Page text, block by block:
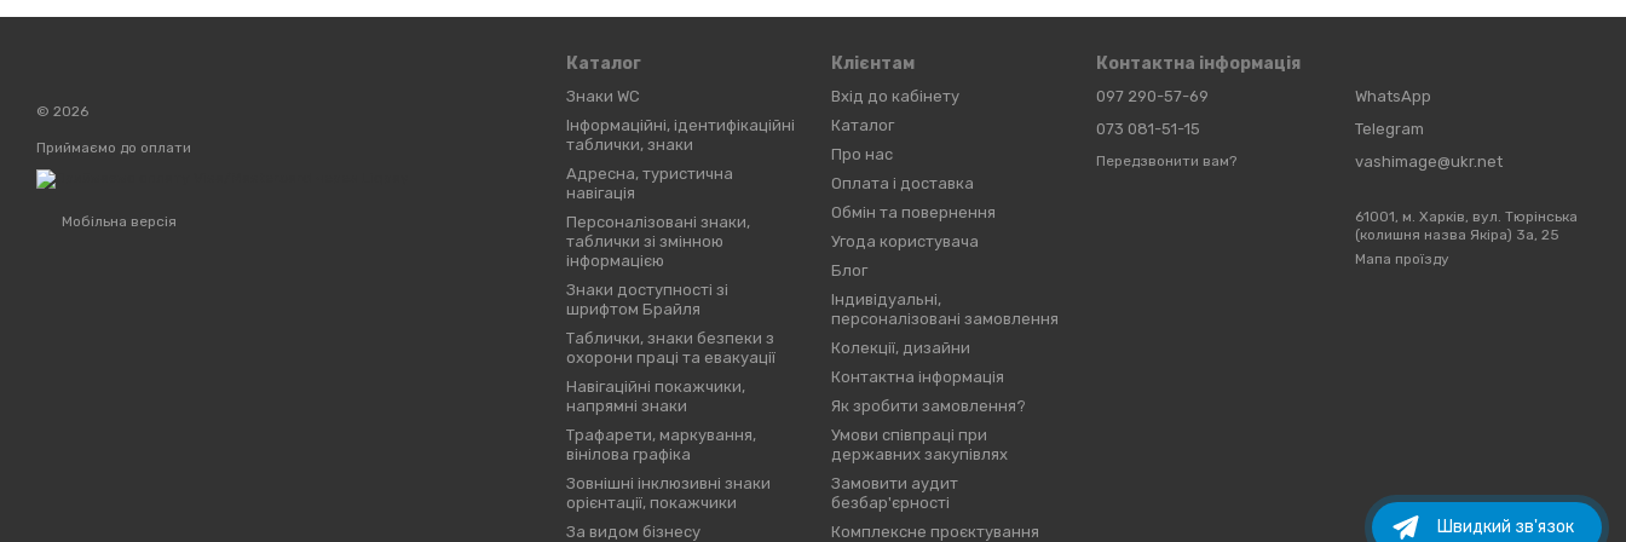
© 2026
Приймаємо до оплати
Мобільна версія
Каталог
Знаки WC
Інформаційні, ідентифікаційні
таблички, знаки
Адресна, туристична
навігація
Персоналізовані знаки,
таблички зі змінною
інформацією
Знаки доступності зі
шрифтом Брайля
Таблички, знаки безпеки з
охорони праці та евакуації
Навігаційні покажчики,
напрямні знаки
Трафарети, маркування,
вінілова графіка
Зовнішні інклюзивні знаки
орієнтації, покажчики
За видом бізнесу
Клієнтам
Вхід до кабінету
Каталог
Про нас
Оплата і доставка
Обмін та повернення
Угода користувача
Блог
Індивідуальні,
персоналізовані замовлення
Колекції, дизайни
Контактна інформація
Як зробити замовлення?
Умови співпраці при
державних закупівлях
Замовити аудит
безбар'єрності
Комплексне проєктування
Контактна інформація
097 290-57-69
073 081-51-15
Передзвонити вам?
WhatsApp
Telegram
vashimage@ukr.net
61001, м. Харків, вул. Тюрінська
(колишня назва Якіра) 3а, 25
Мапа проїзду
Швидкий зв'язок